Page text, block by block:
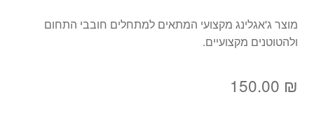
מוצר ג'אגלינג מקצועי המתאים למתחלים חובבי התחום
ולהטוטנים מקצועיים.
150.00 ₪